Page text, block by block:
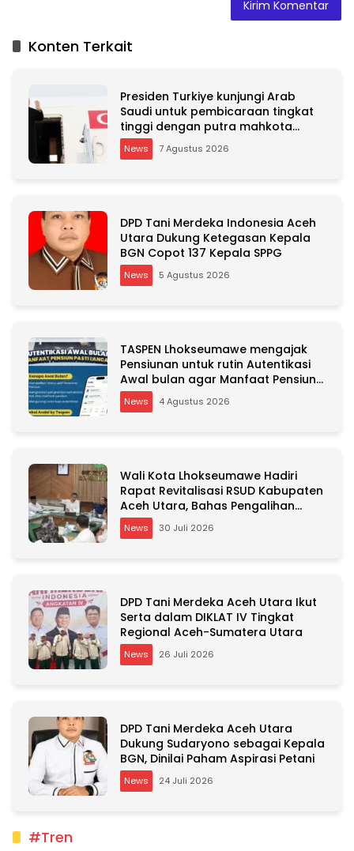
e Konten Terkait
Presiden Turkiye kunjungi Arab
Saudi untuk pembicaraan tingkat
tinggi dengan putra mahkota
Saudi dan PM Pakistan
News 7 Agustus 2026
DPD Tani Merdeka Indonesia Aceh
Utara Dukung Ketegasan Kepala
BGN Copot 137 Kepala SPPG
News 5 Agustus 2026
TASPEN Lhokseumawe mengajak
Pensiunan untuk rutin Autentikasi
Awal bulan agar Manfaat Pensiun
tetap Lancar
News 4 Agustus 2026
Wali Kota Lhokseumawe Hadiri
Rapat Revitalisasi RSUD Kabupaten
Aceh Utara, Bahas Pengalihan
Kepemilikan RSU Cut Meutia
News 30 Juli 2026
DPD Tani Merdeka Aceh Utara Ikut
Serta dalam DIKLAT IV Tingkat
Regional Aceh-Sumatera Utara
News 26 Juli 2026
DPD Tani Merdeka Aceh Utara
Dukung Sudaryono sebagai Kepala
BGN, Dinilai Paham Aspirasi Petani
News 24 Juli 2026
#Tren